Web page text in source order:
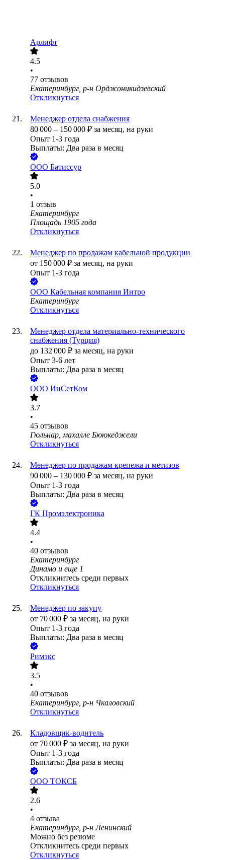
Арлифт
4.5
•
77 отзывов
Екатеринбург, р-н Орджоникидзевский
Откликнуться
Менеджер отдела снабжения
80 000 – 150 000 ₽ за месяц, на руки
Опыт 1-3 года
Выплаты: Два раза в месяц
ООО Батиссур
5.0
•
1 отзыв
Екатеринбург
Площадь 1905 года
Откликнуться
Менеджер по продажам кабельной продукции
от 150 000 ₽ за месяц, на руки
Опыт 1-3 года
ООО Кабельная компания Интро
Екатеринбург
Откликнуться
Менеджер отдела материально-технического
снабжения (Турция)
до 132 000 ₽ за месяц, на руки
Опыт 3-6 лет
Выплаты: Два раза в месяц
ООО ИнСетКом
3.7
•
45 отзывов
Гюльнар, махалле Бююкеджели
Откликнуться
Менеджер по продажам крепежа и метизов
90 000 – 130 000 ₽ за месяц, на руки
Опыт 1-3 года
Выплаты: Два раза в месяц
ГК Промэлектроника
4.4
•
40 отзывов
Екатеринбург
Динамо и еще 1
Откликнитесь среди первых
Откликнуться
Менеджер по закупу
от 70 000 ₽ за месяц, на руки
Опыт 1-3 года
Выплаты: Два раза в месяц
Римэкс
3.5
•
40 отзывов
Екатеринбург, р-н Чкаловский
Откликнуться
Кладовщик-водитель
от 70 000 ₽ за месяц, на руки
Опыт 1-3 года
Выплаты: Два раза в месяц
ООО ТОКСБ
2.6
•
4 отзыва
Екатеринбург, р-н Ленинский
Можно без резюме
Откликнитесь среди первых
Откликнуться